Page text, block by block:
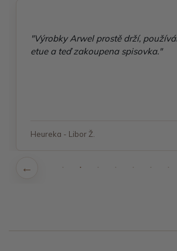
"Výrobky Arwel prostě drží,
etue a teď zakoupena spisovka."
Heureka - Libor Ž.